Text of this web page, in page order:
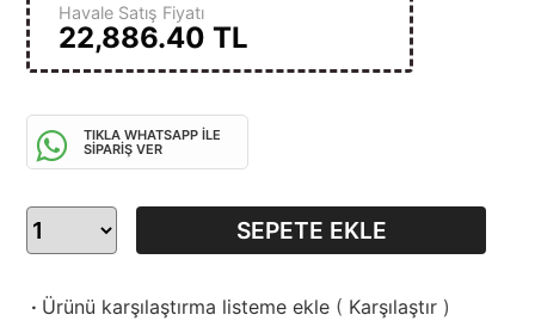
Havale Satış Fiyatı
22,886.40 TL
TIKLA WHATSAPP İLE
SİPARİŞ VER
SEPETE EKLE
· Ürünü karşılaştırma listeme ekle ( Karşılaştır )